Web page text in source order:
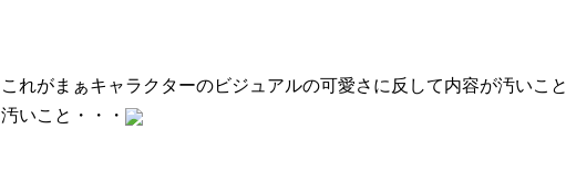
これがまぁキャラクターのビジュアルの可愛さに反して内容が汚いこと
汚いこと・・・